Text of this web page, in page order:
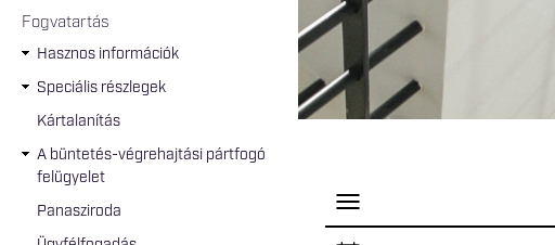
Fogvatartás
Hasznos információk
Speciális részlegek
Kártalanítás
A büntetés-végrehajtási pártfogó
felügyelet
Panasziroda
P